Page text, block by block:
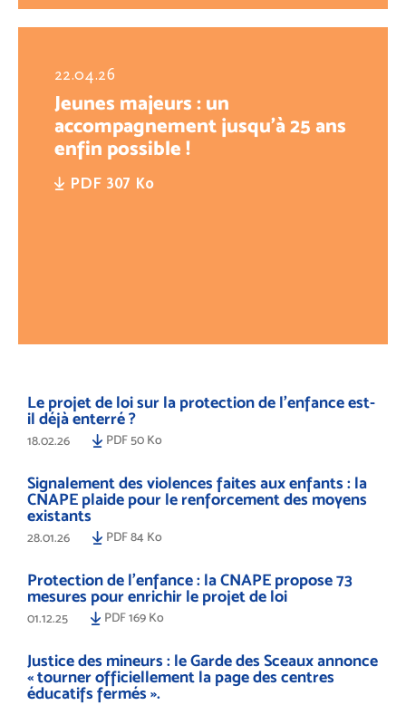
22.04.26
Jeunes majeurs : un
accompagnement jusqu’à 25 ans
enfin possible !
PDF 307 Ko
Le projet de loi sur la protection de l’enfance est-
il déjà enterré ?
18.02.26 PDF 50 Ko
Signalement des violences faites aux enfants : la
CNAPE plaide pour le renforcement des moyens
existants
28.01.26 PDF 84 Ko
Protection de l’enfance : la CNAPE propose 73
mesures pour enrichir le projet de loi
01.12.25 PDF 169 Ko
Justice des mineurs : le Garde des Sceaux annonce
« tourner officiellement la page des centres
éducatifs fermés ».